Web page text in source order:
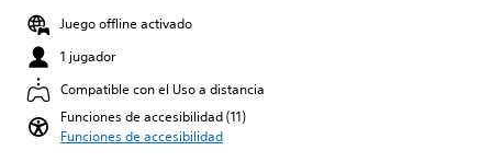
Juego offline activado
1 jugador
Compatible con el Uso a distancia
Funciones de accesibilidad (11)
Funciones de accesibilidad